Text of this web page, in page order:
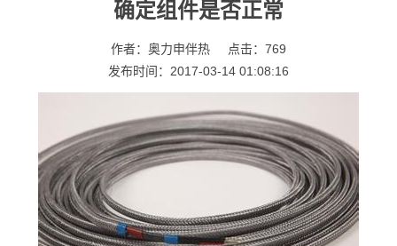
确定组件是否正常
作者：奥力申伴热
点击：769
发布时间：2017-03-14 01:08:16